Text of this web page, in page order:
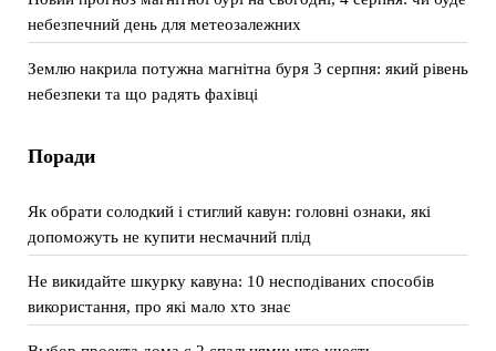
небезпечний день для метеозалежних
Землю накрила потужна магнітна буря 3 серпня: який рівень
небезпеки та що радять фахівці
Поради
Як обрати солодкий і стиглий кавун: головні ознаки, які
допоможуть не купити несмачний плід
Не викидайте шкурку кавуна: 10 несподіваних способів
використання, про які мало хто знає